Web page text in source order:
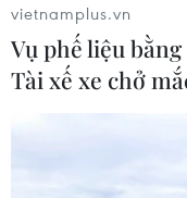
Tổng Biên tập: TRẦN
Phó Tổng Biên tập:
THỦY
vietnamplus.vn
Vụ phế liệu
Tài xế xe chở